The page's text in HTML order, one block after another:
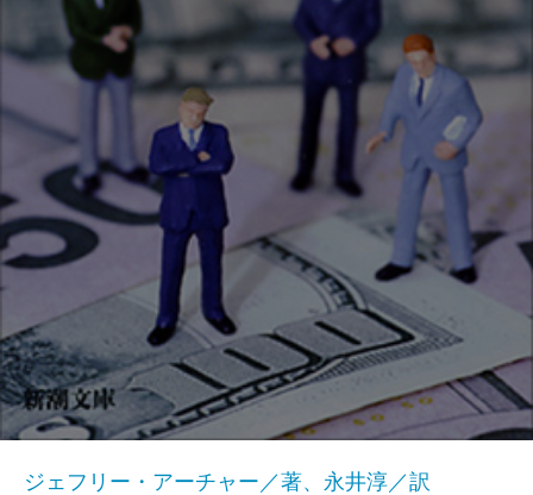
ジェフリー・アーチャー／著、永井淳／訳